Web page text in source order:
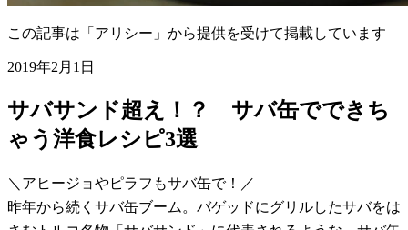
この記事は「アリシー」から提供を受けて掲載しています
2019年2月1日
サバサンド超え！？ サバ缶でできち
ゃう洋食レシピ3選
＼アヒージョやピラフもサバ缶で！／
昨年から続くサバ缶ブーム。バゲッドにグリルしたサバをは